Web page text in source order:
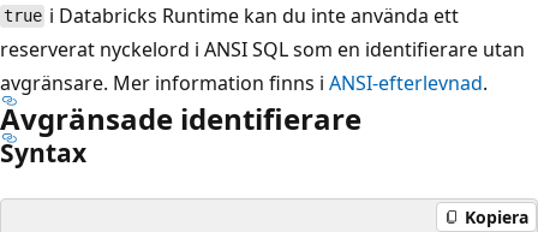
true i Databricks Runtime kan du inte använda ett
reserverat nyckelord i ANSI SQL som en identifierare utan
avgränsare. Mer information finns i ANSI-efterlevnad.
Avgränsade identifierare
Syntax
Kopiera